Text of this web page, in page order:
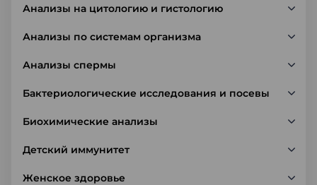
Анализы на цитологию и гистологию
Анализы по системам организма
Анализы спермы
Бактериологические исследования и посевы
Биохимические анализы
Детский иммунитет
Женское здоровье